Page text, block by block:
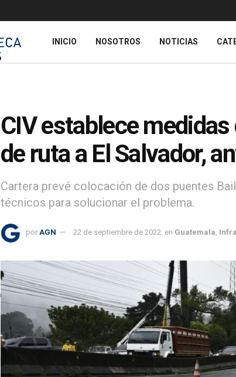
INICIO NOSOTROS NOTICIAS
CIV establece
de ruta a El Salvador,
Cartera prevé colocación de dos puentes
técnicos para solucionar el problema.
por AGN 22 de septiembre de 2022 en Guatemala